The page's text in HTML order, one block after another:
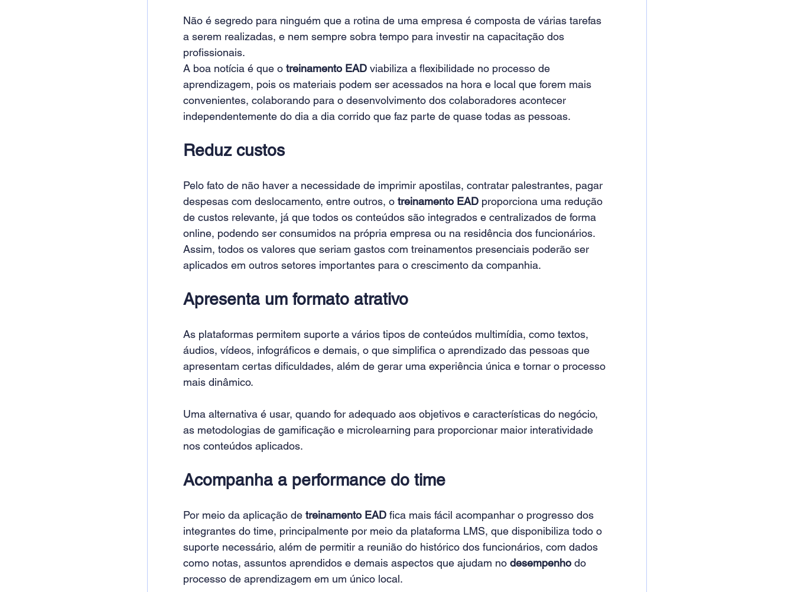
Não é segredo para ninguém que a rotina de uma empresa é composta de várias tarefas
a serem realizadas, e nem sempre sobra tempo para investir na capacitação dos
profissionais.
A boa notícia é que o treinamento EAD viabiliza a flexibilidade no processo de
aprendizagem, pois os materiais podem ser acessados na hora e local que forem mais
convenientes, colaborando para o desenvolvimento dos colaboradores acontecer
independentemente do dia a dia corrido que faz parte de quase todas as pessoas.
Reduz custos
Pelo fato de não haver a necessidade de imprimir apostilas, contratar palestrantes, pagar
despesas com deslocamento, entre outros, o treinamento EAD proporciona uma redução
de custos relevante, já que todos os conteúdos são integrados e centralizados de forma
online, podendo ser consumidos na própria empresa ou na residência dos funcionários.
Assim, todos os valores que seriam gastos com treinamentos presenciais poderão ser
aplicados em outros setores importantes para o crescimento da companhia.
Apresenta um formato atrativo
As plataformas permitem suporte a vários tipos de conteúdos multimídia, como textos,
áudios, vídeos, infográficos e demais, o que simplifica o aprendizado das pessoas que
apresentam certas dificuldades, além de gerar uma experiência única e tornar o processo
mais dinâmico.
Uma alternativa é usar, quando for adequado aos objetivos e características do negócio,
as metodologias de gamificação e microlearning para proporcionar maior interatividade
nos conteúdos aplicados.
Acompanha a performance do time
Por meio da aplicação de treinamento EAD fica mais fácil acompanhar o progresso dos
integrantes do time, principalmente por meio da plataforma LMS, que disponibiliza todo o
suporte necessário, além de permitir a reunião do histórico dos funcionários, com dados
como notas, assuntos aprendidos e demais aspectos que ajudam no desempenho do
processo de aprendizagem em um único local.